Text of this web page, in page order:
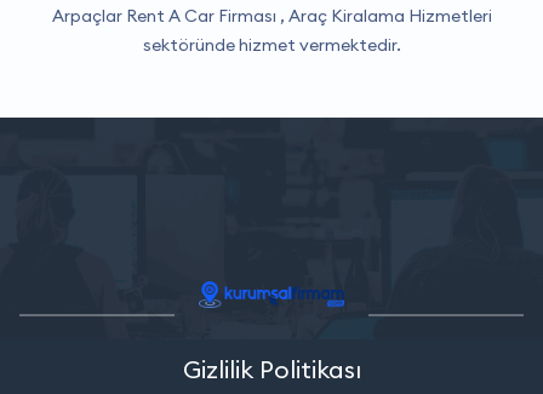
Arpaçlar Rent A Car Firması , Araç Kiralama Hizmetleri
sektöründe hizmet vermektedir.
Gizlilik Politikası